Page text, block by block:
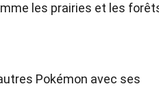
les prairies et les
Pokémon avec ses